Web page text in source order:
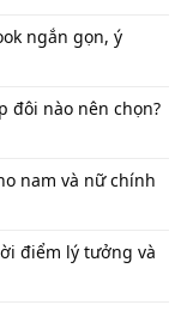
ngắn gọn, ý
đôi nào nên chọn?
nam và nữ chính
điểm lý tưởng và